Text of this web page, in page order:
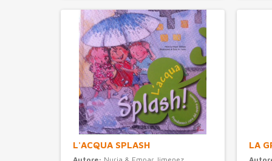
L'ACQUA SPLASH LA